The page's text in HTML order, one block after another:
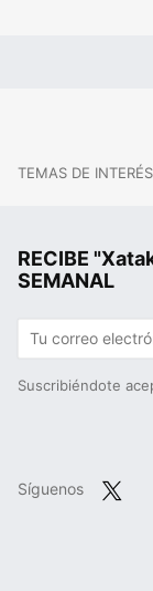
TEMAS DE INTERÉS
RECIBE
SEMANAL
Suscribiéndote
Síguenos